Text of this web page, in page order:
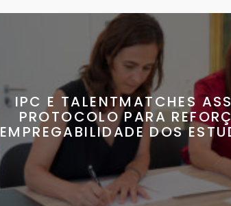
IPC E TALENTMATCHES
PROTOCOLO PARA
EMPREGABILIDADE DOS